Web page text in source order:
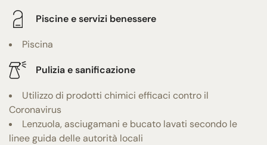
Piscine e servizi benessere
Piscina
Pulizia e sanificazione
Utilizzo di prodotti chimici efficaci contro il
Coronavirus
Lenzuola, asciugamani e bucato lavati secondo le
linee guida delle autorità locali